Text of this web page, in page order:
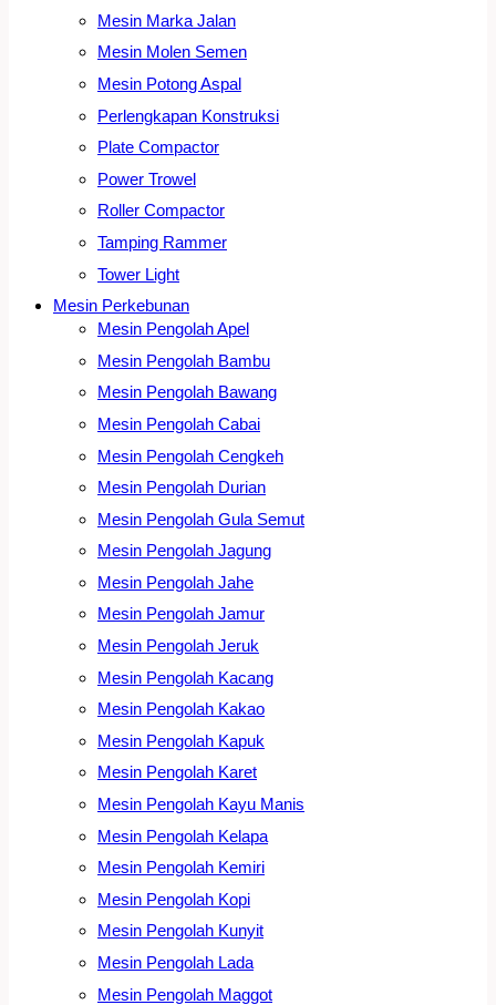
Mesin Marka Jalan
Mesin Molen Semen
Mesin Potong Aspal
Perlengkapan Konstruksi
Plate Compactor
Power Trowel
Roller Compactor
Tamping Rammer
Tower Light
Mesin Perkebunan
Mesin Pengolah Apel
Mesin Pengolah Bambu
Mesin Pengolah Bawang
Mesin Pengolah Cabai
Mesin Pengolah Cengkeh
Mesin Pengolah Durian
Mesin Pengolah Gula Semut
Mesin Pengolah Jagung
Mesin Pengolah Jahe
Mesin Pengolah Jamur
Mesin Pengolah Jeruk
Mesin Pengolah Kacang
Mesin Pengolah Kakao
Mesin Pengolah Kapuk
Mesin Pengolah Karet
Mesin Pengolah Kayu Manis
Mesin Pengolah Kelapa
Mesin Pengolah Kemiri
Mesin Pengolah Kopi
Mesin Pengolah Kunyit
Mesin Pengolah Lada
Mesin Pengolah Maggot